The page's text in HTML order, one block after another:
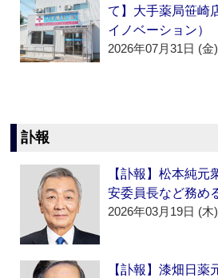
て】大手薬局笹崎
イノベーション）
2026年07月31日 (金)
訃報
【訃報】松本純元
安委員長など務め
2026年03月19日 (木)
【訃報】漆畑日薬